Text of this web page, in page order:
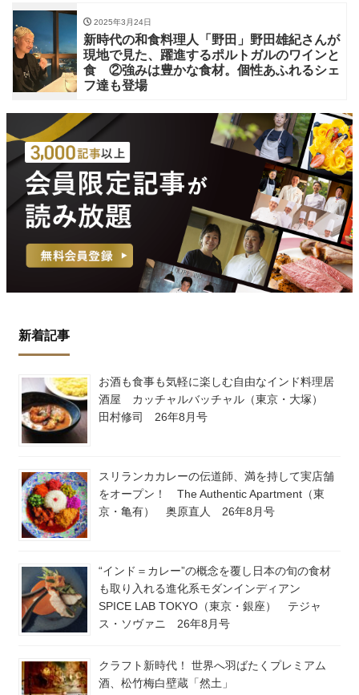
2025年3月24日
新時代の和食料理人「野田」野田雄紀さんが
現地で見た、躍進するポルトガルのワインと
食 ②強みは豊かな食材。個性あふれるシェ
フ達も登場
新着記事
お酒も食事も気軽に楽しむ自由なインド料理居
酒屋 カッチャルバッチャル（東京・大塚）
田村修司 26年8月号
スリランカカレーの伝道師、満を持して実店舗
をオープン！ The Authentic Apartment（東
京・亀有） 奥原直人 26年8月号
“インド＝カレー”の概念を覆し日本の旬の食材
も取り入れる進化系モダンインディアン
SPICE LAB TOKYO（東京・銀座） テジャ
ス・ソヴァニ 26年8月号
クラフト新時代！ 世界へ羽ばたくプレミアム
酒、松竹梅白壁蔵「然土」